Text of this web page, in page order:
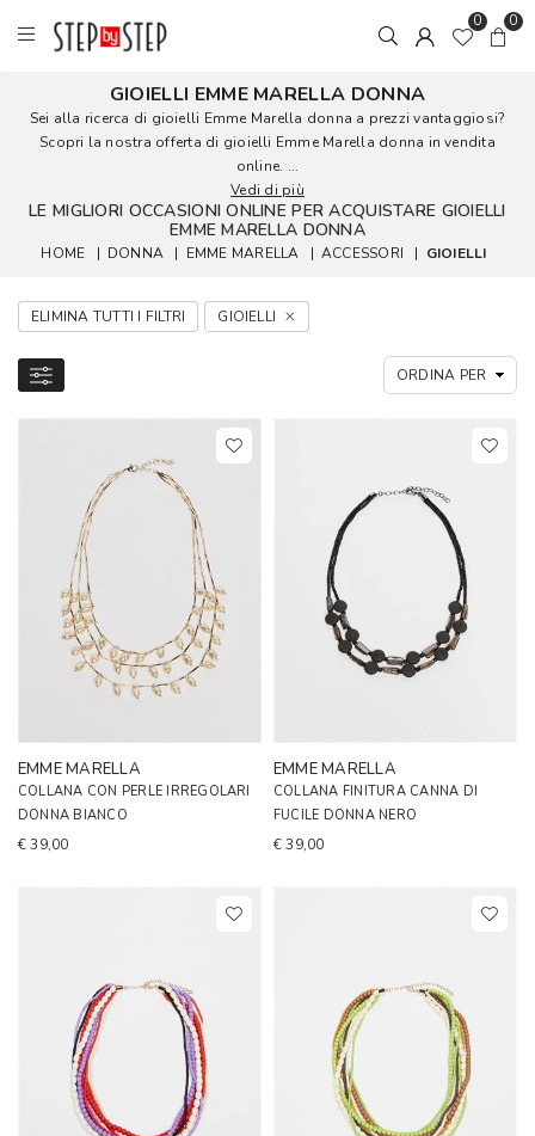
0 0
GIOIELLI EMME MARELLA DONNA
Sei alla ricerca di gioielli Emme Marella donna a prezzi vantaggiosi?
Scopri la nostra offerta di gioielli Emme Marella donna in vendita
online. ...
Vedi di più
LE MIGLIORI OCCASIONI ONLINE PER ACQUISTARE GIOIELLI
EMME MARELLA DONNA
HOME | DONNA | EMME MARELLA | ACCESSORI | GIOIELLI
ELIMINA TUTTI I FILTRI GIOIELLI
EMME MARELLA
COLLANA CON PERLE IRREGOLARI
DONNA BIANCO
€ 39,00
EMME MARELLA
COLLANA FINITURA CANNA DI
FUCILE DONNA NERO
€ 39,00